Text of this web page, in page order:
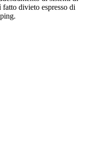
divieto espresso di